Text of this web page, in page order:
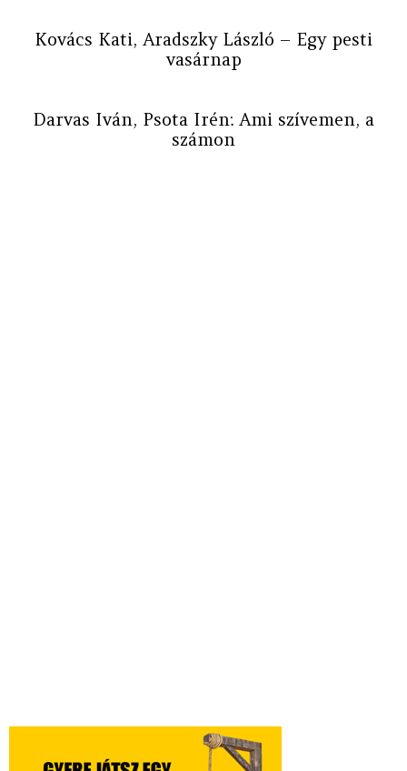
Kovács Kati, Aradszky László – Egy pesti
vasárnap
Darvas Iván, Psota Irén: Ami szívemen, a
számon